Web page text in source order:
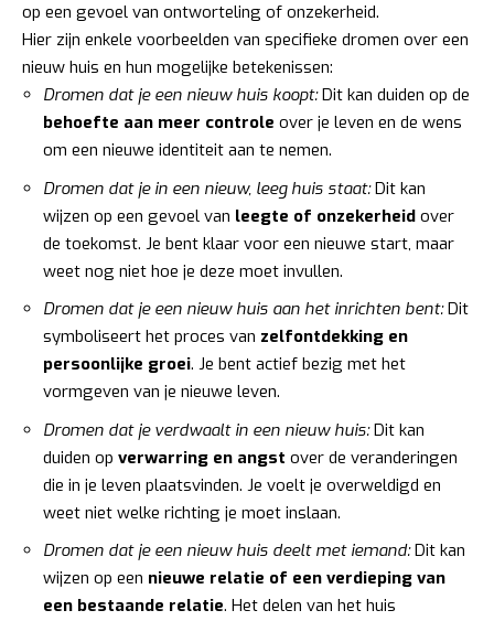
op een gevoel van ontworteling of onzekerheid.
Hier zijn enkele voorbeelden van specifieke dromen over een
nieuw huis en hun mogelijke betekenissen:
Dromen dat je een nieuw huis koopt:Dit kan duiden op de
behoefte aan meer controle over je leven en de wens
om een nieuwe identiteit aan te nemen.
Dromen dat je in een nieuw, leeg huis staat:Dit kan
wijzen op een gevoel van leegte of onzekerheid over
de toekomst. Je bent klaar voor een nieuwe start, maar
weet nog niet hoe je deze moet invullen.
Dromen dat je een nieuw huis aan het inrichten bent:Dit
symboliseert het proces van zelfontdekking en
persoonlijke groei. Je bent actief bezig met het
vormgeven van je nieuwe leven.
Dromen dat je verdwaalt in een nieuw huis:Dit kan
duiden op verwarring en angst over de veranderingen
die in je leven plaatsvinden. Je voelt je overweldigd en
weet niet welke richting je moet inslaan.
Dromen dat je een nieuw huis deelt met iemand:Dit kan
wijzen op een nieuwe relatie of een verdieping van
een bestaande relatie. Het delen van het huis